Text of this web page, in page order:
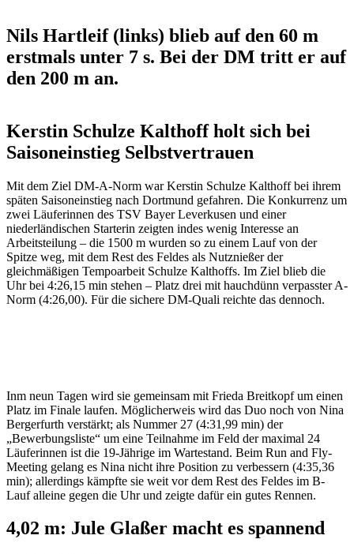
Nils Hartleif (links) blieb auf den 60 m
erstmals unter 7 s. Bei der DM tritt er auf
den 200 m an.
Kerstin Schulze Kalthoff holt sich bei
Saisoneinstieg Selbstvertrauen
Mit dem Ziel DM-A-Norm war Kerstin Schulze Kalthoff bei ihrem
späten Saisoneinstieg nach Dortmund gefahren. Die Konkurrenz um
zwei Läuferinnen des TSV Bayer Leverkusen und einer
niederländischen Starterin zeigten indes wenig Interesse an
Arbeitsteilung – die 1500 m wurden so zu einem Lauf von der
Spitze weg, mit dem Rest des Feldes als Nutznießer der
gleichmäßigen Tempoarbeit Schulze Kalthoffs. Im Ziel blieb die
Uhr bei 4:26,15 min stehen – Platz drei mit hauchdünn verpasster A-
Norm (4:26,00). Für die sichere DM-Quali reichte das dennoch.
Inm neun Tagen wird sie gemeinsam mit Frieda Breitkopf um einen
Platz im Finale laufen. Möglicherweis wird das Duo noch von Nina
Bergerfurth verstärkt; als Nummer 27 (4:31,99 min) der
„Bewerbungsliste“ um eine Teilnahme im Feld der maximal 24
Läuferinnen ist die 19-Jährige im Wartestand. Beim Run and Fly-
Meeting gelang es Nina nicht ihre Position zu verbessern (4:35,36
min); allerdings kämpfte sie weit vor dem Rest des Feldes im B-
Lauf alleine gegen die Uhr und zeigte dafür ein gutes Rennen.
4,02 m: Jule Glaßer macht es spannend